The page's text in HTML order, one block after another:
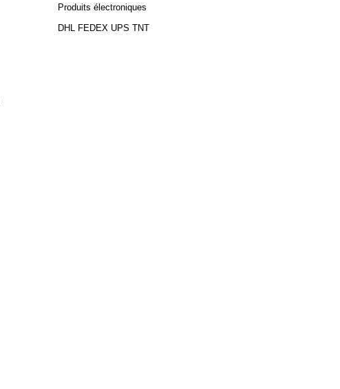
Produits électroniques
DHL FEDEX UPS TNT